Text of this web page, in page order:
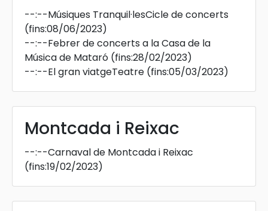
--:--Músiques Tranquil·lesCicle de concerts
(fins:08/06/2023)
--:--Febrer de concerts a la Casa de la
Música de Mataró (fins:28/02/2023)
--:--El gran viatgeTeatre (fins:05/03/2023)
Montcada i Reixac
--:--Carnaval de Montcada i Reixac
(fins:19/02/2023)